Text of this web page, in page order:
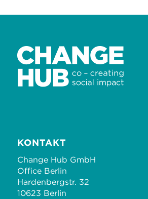
KONTAKT
Change Hub GmbH
Office Berlin
Hardenbergstr. 32
10623 Berlin